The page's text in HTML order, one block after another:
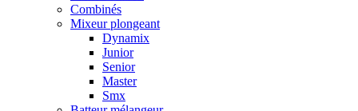
Combinés
Mixeur plongeant
Dynamix
Junior
Senior
Master
Smx